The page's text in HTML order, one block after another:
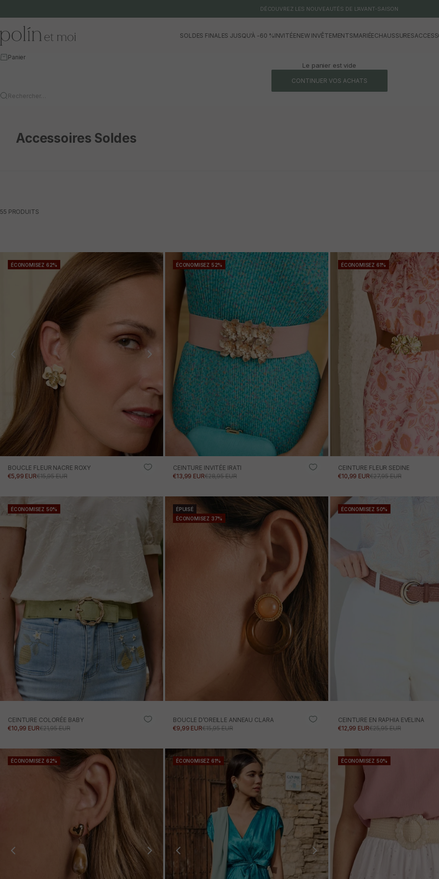
DÉCOUVREZ LES NOUVEAUTÉS DE L'AVANT-SAISON
Polín et moi
SOLDES FINALES JUSQU'À -60 %INVITÉENEW INVÊTEMENTSMARIÉECHAUSSURES
Panier
Le panier est vide
CONTINUER VOS ACHATS
Rechercher…
Accessoires Soldes
55 PRODUITS
ÉCONOMISEZ 62%
AJOUTER AU PANIER
BOUCLE FLEUR NACRE ROXY
PRIX PROMOTIONNEL
€5,99 EURPRIX NORMAL
€15,95 EUR
ÉCONOMISEZ 52%
AJOUTER AU PANIER
CEINTURE INVITÉE IRATI
PRIX PROMOTIONNEL
€13,99 EURPRIX NORMAL
€28,95 EUR
ÉCONOMISEZ 61%
AJOUTER AU PANIER
CEINTURE FLEUR SEDINE
PRIX PROMOTIONNEL
€10,99 EURPRIX NORMAL
€27,95 EUR
ÉCONOMISEZ 50%
AJOUTER AU PANIER
CEINTURE COLORÉE BABY
PRIX PROMOTIONNEL
€10,99 EURPRIX NORMAL
€21,95 EUR
ÉPUISÉ
ÉCONOMISEZ 37%
BOUCLE D’OREILLE ANNEAU CLARA
PRIX PROMOTIONNEL
€9,99 EURPRIX NORMAL
€15,95 EUR
ÉCONOMISEZ 50%
AJOUTER AU PANIER
CEINTURE EN RAPHIA EVELINA
PRIX PROMOTIONNEL
€12,99 EURPRIX NORMAL
€25,95 EUR
ÉCONOMISEZ 62% ÉCONOMISEZ 61% ÉCONOMISEZ 50%